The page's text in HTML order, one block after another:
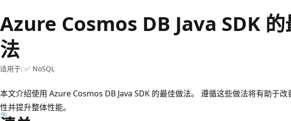
Azure Cosmos DB Java SDK 的
法
适用于: ✅ NoSQL
本文介绍使用 Azure Cosmos DB Java SDK 的最佳做法。 遵循这些做法将有助于改
性并提升整体性能。